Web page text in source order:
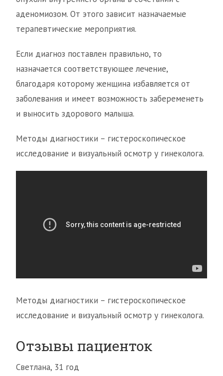
аденомиозом. От этого зависит назначаемые
терапевтические мероприятия.
Если диагноз поставлен правильно, то
назначается соответствующее лечение,
благодаря которому женщина избавляется от
заболевания и имеет возможность забеременеть
и выносить здорового малыша.
Методы диагностики – гистероскопическое
исследование и визуальный осмотр у гинеколога.
Методы диагностики – гистероскопическое
исследование и визуальный осмотр у гинеколога.
Отзывы пациенток
Светлана, 31 год